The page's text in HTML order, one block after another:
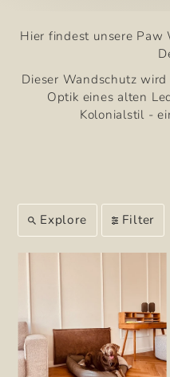
Dieser Wandschutz
Optik eines alten
Kolonialstil -
Explore Filter